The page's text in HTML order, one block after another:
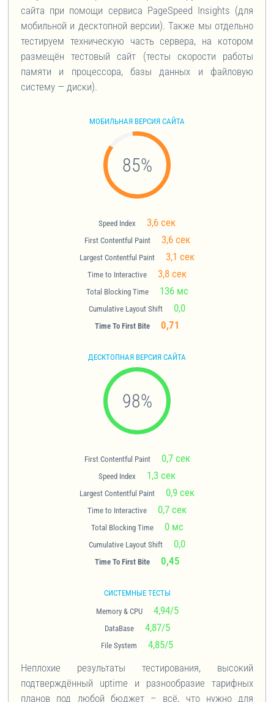
сайта при помощи сервиса PageSpeed Insights (для
мобильной и десктопной версии). Также мы отдельно
тестируем техническую часть сервера, на котором
размещён тестовый сайт (тесты скорости работы
памяти и процессора, базы данных и файловую
систему — диски).
МОБИЛЬНАЯ ВЕРСИЯ САЙТА
85%
Speed Index 3,6 сек
First Contentful Paint 3,6 сек
Largest Contentful Paint 3,1 сек
Time to Interactive 3,8 сек
Total Blocking Time 136 мс
Cumulative Layout Shift 0,0
Time To First Bite 0,71
ДЕСКТОПНАЯ ВЕРСИЯ САЙТА
98%
First Contentful Paint 0,7 сек
Speed Index 1,3 сек
Largest Contentful Paint 0,9 сек
Time to Interactive 0,7 сек
Total Blocking Time 0 мс
Cumulative Layout Shift 0,0
Time To First Bite 0,45
СИСТЕМНЫЕ ТЕСТЫ
Memory & CPU
4,94/5
DataBase 4,87/5
File System
4,85/5
Неплохие результаты тестирования, высокий
подтверждённый uptime и разнообразие тарифных
планов под любой бюджет – всё, что нужно для